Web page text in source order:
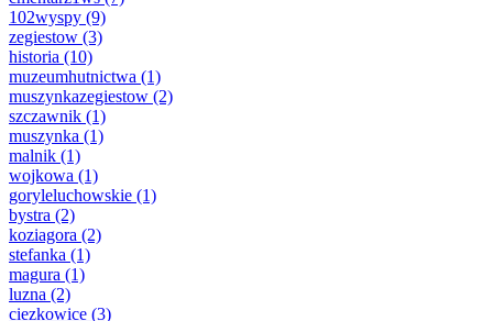
102wyspy (9)
zegiestow (3)
historia (10)
muzeumhutnictwa (1)
muszynkazegiestow (2)
szczawnik (1)
muszynka (1)
malnik (1)
wojkowa (1)
goryleluchowskie (1)
bystra (2)
koziagora (2)
stefanka (1)
magura (1)
luzna (2)
ciezkowice (3)